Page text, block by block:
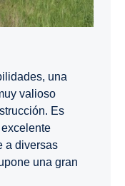
una
valioso
Es
a diversas
una gran